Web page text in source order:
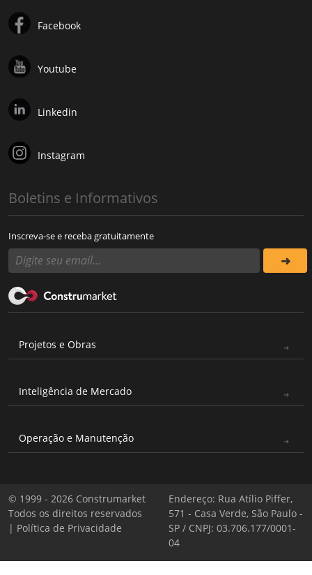
Facebook
Youtube
Linkedin
Instagram
Boletins e Informativos
Inscreva-se e receba gratuitamente
Projetos e Obras
Inteligência de Mercado
Operação e Manutenção
© 1999 - 2026 Construmarket
Todos os direitos reservados
| Política de Privacidade
Endereço: Rua Atílio Piffer,
571 - Casa Verde, São Paulo -
SP / CNPJ: 03.706.177/0001-
04